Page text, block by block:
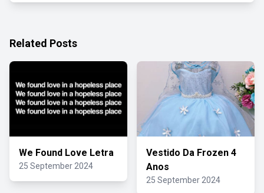
Related Posts
We Found Love Letra
25 September 2024
Vestido Da Frozen 4
Anos
25 September 2024